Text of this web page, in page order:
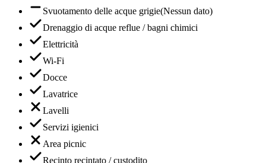
Svuotamento delle acque grigie(Nessun dato)
Drenaggio di acque reflue / bagni chimici
Elettricità
Wi-Fi
Docce
Lavatrice
Lavelli
Servizi igienici
Area picnic
Recinto recintato / custodito